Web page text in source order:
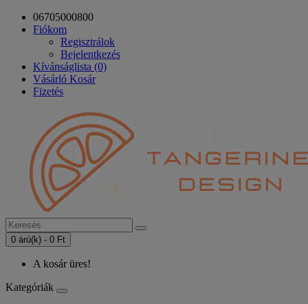
06705000800
Fiókom
Regisztrálok
Bejelentkezés
Kívánságlista (0)
Vásárló Kosár
Fizetés
0 árú(k) - 0 Ft
A kosár üres!
Kategóriák